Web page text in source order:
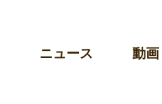
ニュース 動画